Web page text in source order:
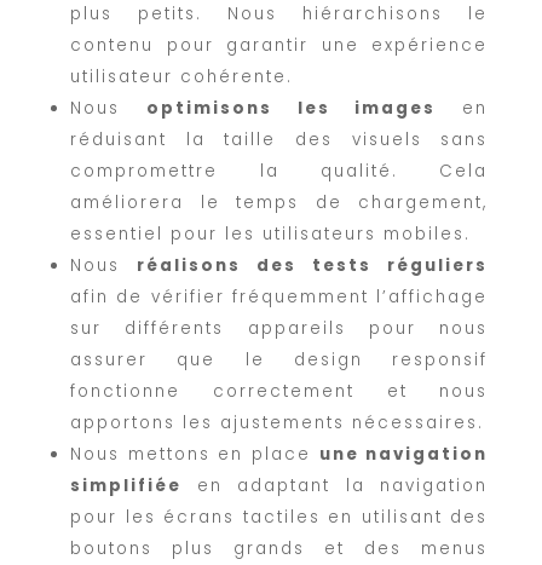
plus petits. Nous hiérarchisons le
contenu pour garantir une expérience
utilisateur cohérente.
Nous optimisons les images
en
réduisant la taille des visuels sans
compromettre la qualité. Cela
améliorera le temps de chargement,
essentiel pour les utilisateurs mobiles.
Nous réalisons des tests réguliers
afin de vérifier fréquemment l’affichage
sur différents appareils pour nous
assurer que le design responsif
fonctionne correctement et nous
apportons les ajustements nécessaires.
Nous mettons en place une navigation
simplifiée
en adaptant la navigation
pour les écrans tactiles en utilisant des
boutons plus grands et des menus